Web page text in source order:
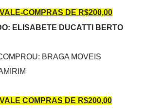
COMPRAS DE R$200,00
ELISABETE DUCATTI BERTO
BRAGA MOVEIS
COMPRAS DE R$200,00